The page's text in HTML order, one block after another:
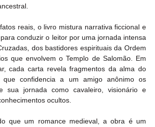
reais, o livro mistura narrativa ficcional e
conduzir o leitor por uma jornada intensa
dos bastidores espirituais da Ordem
que envolvem o Templo de Salomão. Em
cada carta revela fragmentos da alma do
que confidencia a um amigo anônimo os
sua jornada como cavaleiro, visionário e
ocultos.
que um romance medieval, a obra é um